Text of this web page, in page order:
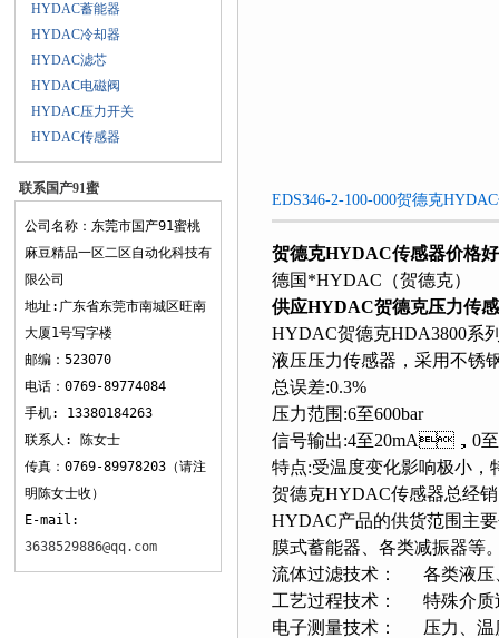
HYDAC蓄能器
HYDAC冷却器
HYDAC滤芯
HYDAC电磁阀
HYDAC压力开关
HYDAC传感器
联系国产91蜜
桃麻豆精品一
区二区
公司名称：东莞市国产91蜜桃
麻豆精品一区二区自动化科技有
限公司
地址:广东省东莞市南城区旺南
大厦1号写字楼
邮编：523070
电话：0769-89774084
手机: 13380184263
联系人: 陈女士
传真：0769-89978203（请注
明陈女士收）
E-mail:
3638529886@qq.com
EDS346-2-100-000贺德克HYDAC
贺德克HYDAC传感器价格
德国*HYDAC（贺德克）
供应HYDAC贺德克压力传
HYDAC贺德克HDA3800系
液压压力传感器，采用不
总误差:0.3%
压力范围:6至600bar
信号输出:4至20mA，0
特点:受温度变化影响极小
贺德克HYDAC传感器总经销
HYDAC产品的供货范围主要包
膜式蓄能器、各类减振器等
流体过滤技术： 各类液压
工艺过程技术： 特殊介质过
电子测量技术： 压力、温度